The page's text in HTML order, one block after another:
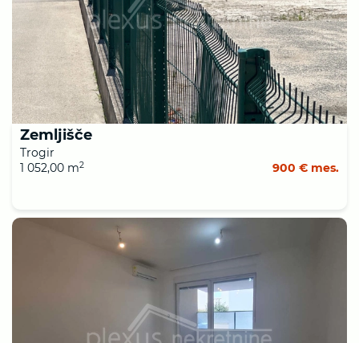
Zemljišče
Trogir
1 052,00 m2 900 € mes.